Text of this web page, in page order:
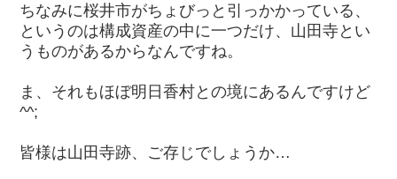
ちなみに桜井市がちょびっと引っかかっている、
というのは構成資産の中に一つだけ、山田寺とい
うものがあるからなんですね。
ま、それもほぼ明日香村との境にあるんですけど
^^;
皆様は山田寺跡、ご存じでしょうか…